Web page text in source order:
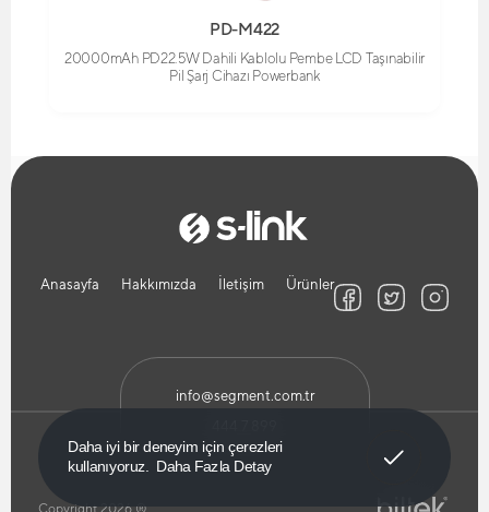
Daha iyi bir deneyim için çerezleri
kullanıyoruz.
Daha Fazla Detay
PD-M422
20000mAh PD22.5W Dahili Kablolu Pembe LCD Taşınabilir
Pil Şarj Cihazı Powerbank
Anasayfa Hakkımızda İletişim Ürünler
info@segment.com.tr
Copyright 2026 ®